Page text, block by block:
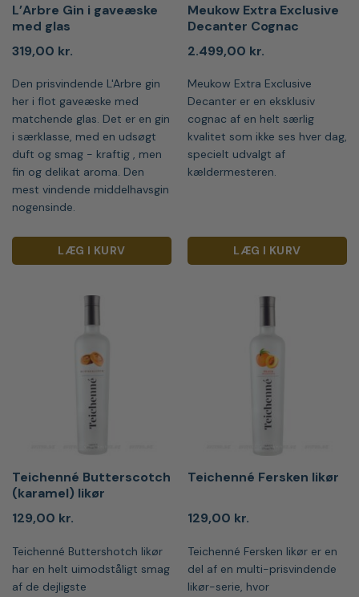
L’Arbre Gin i gaveæske
med glas
319,00 kr.
Den prisvindende L'Arbre gin
her i flot gaveæske med
matchende glas. Det er en gin
i særklasse, med en udsøgt
duft og smag - kraftig , men
fin og delikat aroma. Den
mest vindende middelhavsgin
nogensinde.
LÆG I KURV
Meukow Extra Exclusive
Decanter Cognac
2.499,00 kr.
Meukow Extra Exclusive
Decanter er en eksklusiv
cognac af en helt særlig
kvalitet som ikke ses hver dag,
specielt udvalgt af
kældermesteren.
LÆG I KURV
Teichenné Butterscotch
(karamel) likør
129,00 kr.
Teichenné Buttershotch likør
har en helt uimodståligt smag
af de dejligste
Teichenné Fersken likør
129,00 kr.
Teichenné Fersken likør er en
del af en multi-prisvindende
likør-serie, hvor